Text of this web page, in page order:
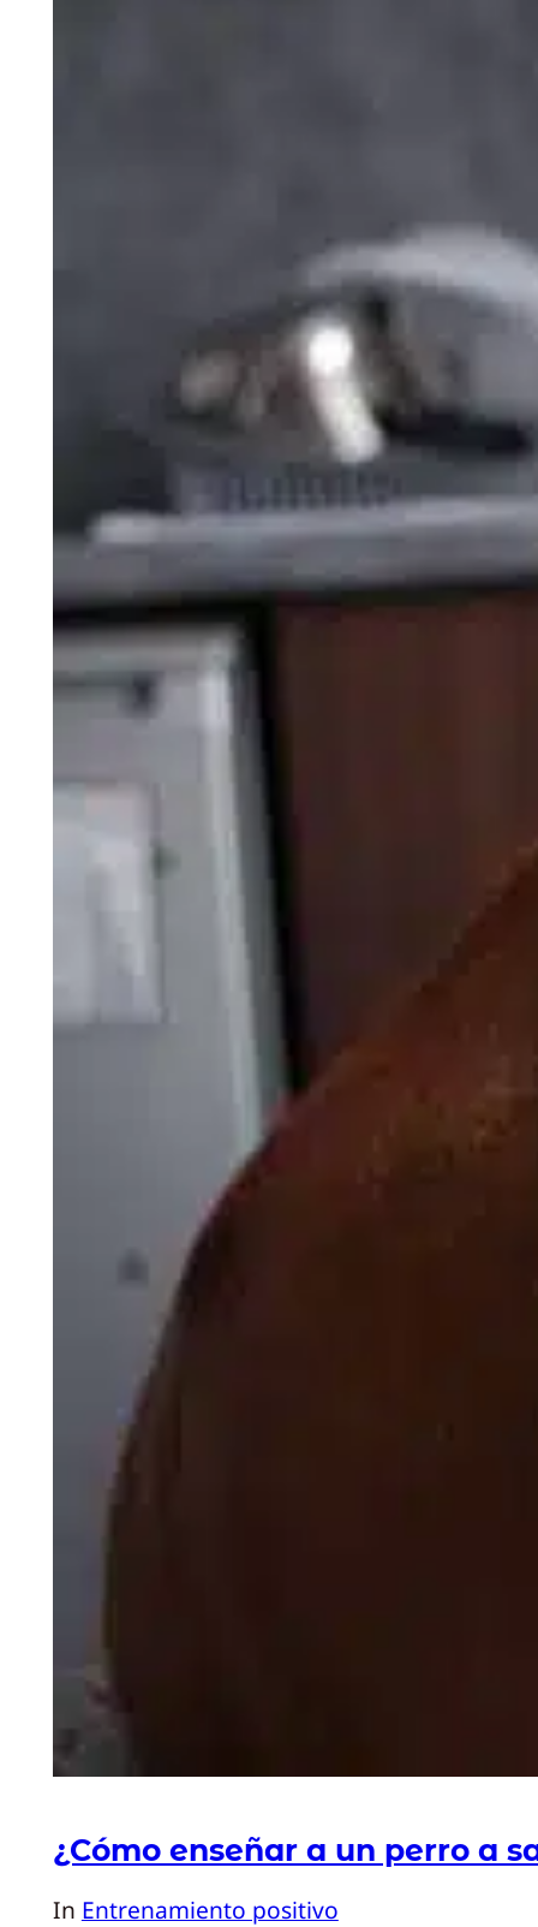
¿Cómo enseñar a un perro a
In Entrenamiento positivo